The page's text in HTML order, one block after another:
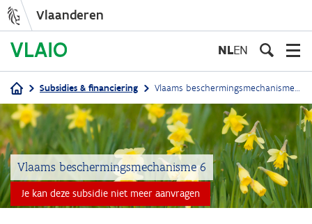
gaan
Vlaanderen
NLEN
Kruimelpad
Subsidies & financiering Vlaams beschermingsmechanisme 6
Vlaams beschermingsmechanisme 6
Je kan deze subsidie niet meer aanvragen